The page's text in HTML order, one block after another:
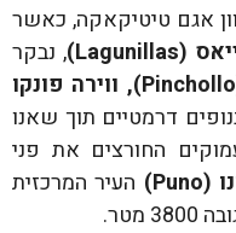
אגם טיטיקאקה, כאשר
(
Lagunillas
), נבקר
Pinchollo), ווירה פונקו
דרמטיים תוך שאנו
החורצים את פני
(
Puno
) העיר המרכזית